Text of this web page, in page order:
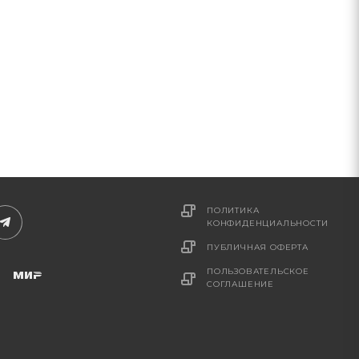
ПОЛИТИКА
КОНФИДЕНЦИАЛЬНОСТИ
ПУБЛИЧНАЯ ОФЕРТА
ПОЛЬЗОВАТЕЛЬСКОЕ
СОГЛАШЕНИЕ